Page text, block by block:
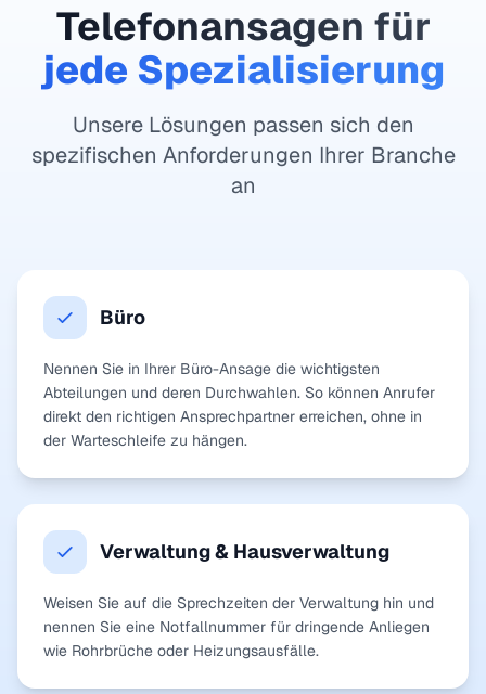
Telefonansagen für
jede Spezialisierung
Unsere Lösungen passen sich den
spezifischen Anforderungen Ihrer Branche
an
Büro
Nennen Sie in Ihrer Büro-Ansage die wichtigsten
Abteilungen und deren Durchwahlen. So können Anrufer
direkt den richtigen Ansprechpartner erreichen, ohne in
der Warteschleife zu hängen.
Verwaltung & Hausverwaltung
Weisen Sie auf die Sprechzeiten der Verwaltung hin und
nennen Sie eine Notfallnummer für dringende Anliegen
wie Rohrbrüche oder Heizungsausfälle.